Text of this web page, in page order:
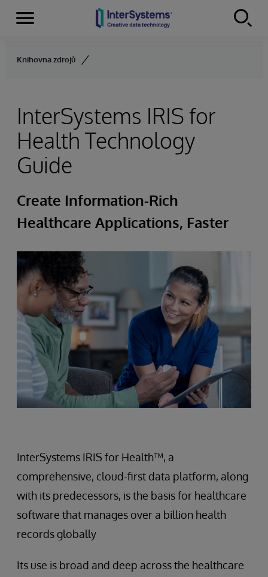
Skip to content
Menu
Knihovna zdrojů
InterSystems IRIS for
Health Technology
Guide
Create Information-Rich
Healthcare Applications, Faster
InterSystems IRIS for Health™, a
comprehensive, cloud-first data platform, along
with its predecessors, is the basis for healthcare
software that manages over a billion health
records globally
Its use is broad and deep across the healthcare